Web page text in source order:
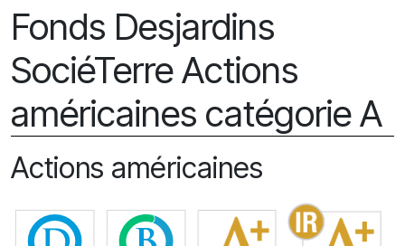
Fonds Desjardins
SociéTerre Actions
américaines catégorie A
Actions américaines
Cliquez pour plus d'informations sur FundGrade
Cliquez pour plus d'informations